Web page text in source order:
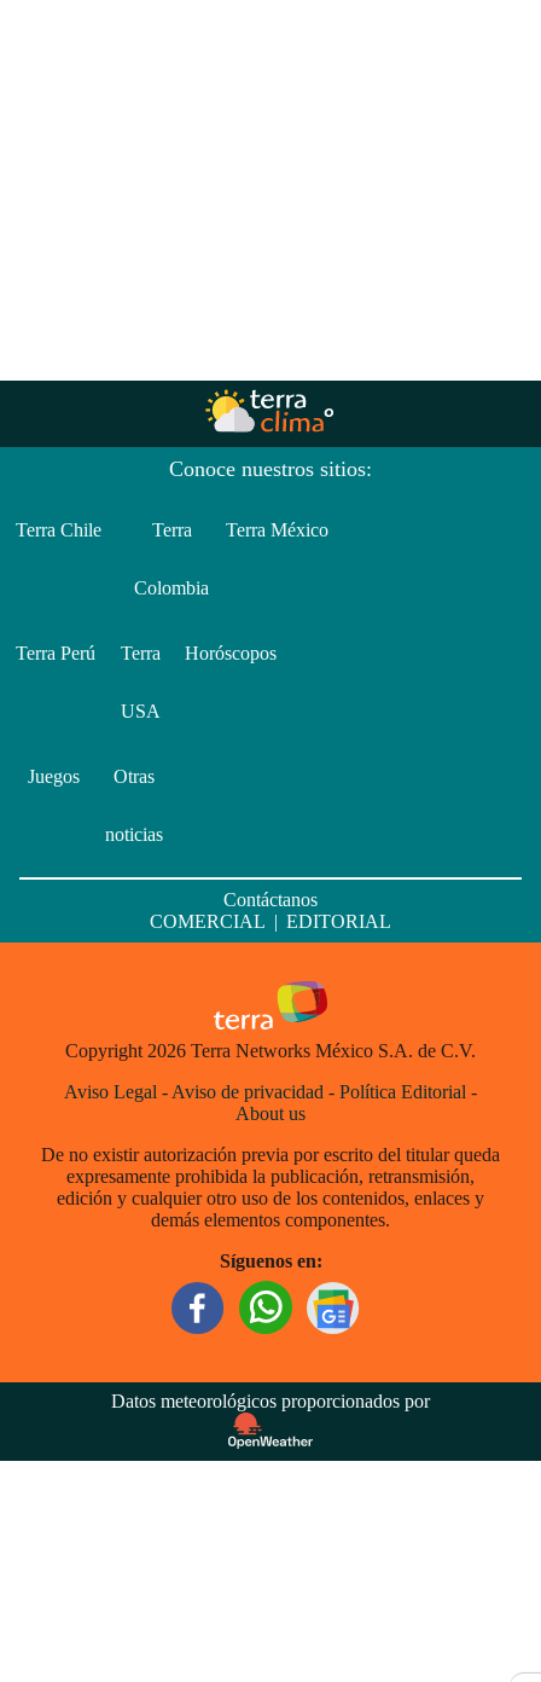
Conoce nuestros sitios:
Terra Chile Terra
Colombia
Terra México
Terra Perú Terra
USA
Horóscopos
Juegos Otras
noticias
Contáctanos
COMERCIAL | EDITORIAL
Copyright 2026 Terra Networks México S.A. de C.V.
Aviso Legal - Aviso de privacidad - Política Editorial -
About us
De no existir autorización previa por escrito del titular queda
expresamente prohibida la publicación, retransmisión,
edición y cualquier otro uso de los contenidos, enlaces y
demás elementos componentes.
Síguenos en:
Datos meteorológicos proporcionados por